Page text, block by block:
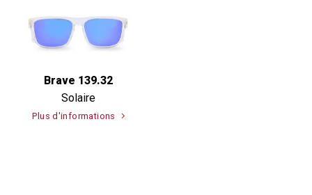
Brave 139.32
Solaire
Plus d'informations